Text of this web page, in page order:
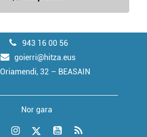
943 16 00 56
goierri@hitza.eus
Oriamendi, 32 – BEASAIN
Nor gara